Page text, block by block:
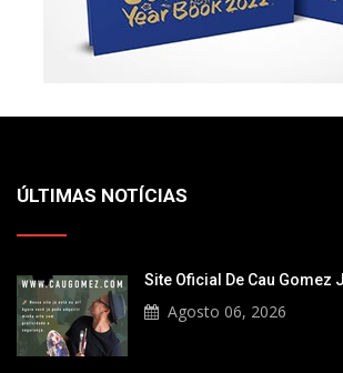
ÚLTIMAS NOTÍCIAS
Site Oficial De Cau Gomez
Agosto 06, 2026